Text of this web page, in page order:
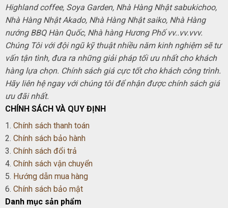
Highland coffee, Soya Garden, Nhà Hàng Nhật sabukichoo,
Nhà Hàng Nhật Akado, Nhà Hàng Nhật saiko, Nhà Hàng
nướng BBQ Hàn Quốc, Nhà hàng Hương Phố vv..vv.vvv.
Chúng Tôi với đội ngũ kỹ thuật nhiều năm kinh nghiệm sẽ tư
vấn tận tình, đưa ra những giải pháp tối ưu nhất cho khách
hàng lựa chọn. Chính sách giá cực tốt cho khách công trình.
Hãy liên hệ ngay với chúng tôi để nhận được chính sách giá
ưu đãi nhất.
CHÍNH SÁCH VÀ QUY ĐỊNH
1. Chính sách thanh toán
2. Chính sách bảo hành
3. Chính sách đổi trả
4. Chính sách vận chuyển
5. Hướng dẫn mua hàng
6. Chính sách bảo mật
Danh mục sản phẩm